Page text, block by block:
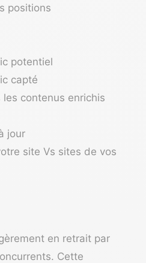
positions
potentiel
capté
les contenus enrichis
jour
site Vs sites de vos
en retrait par
Cette